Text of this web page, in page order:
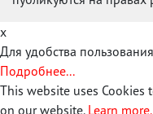
x
Для удобства
Подробнее...
This website uses Cookies
on our website. Learn